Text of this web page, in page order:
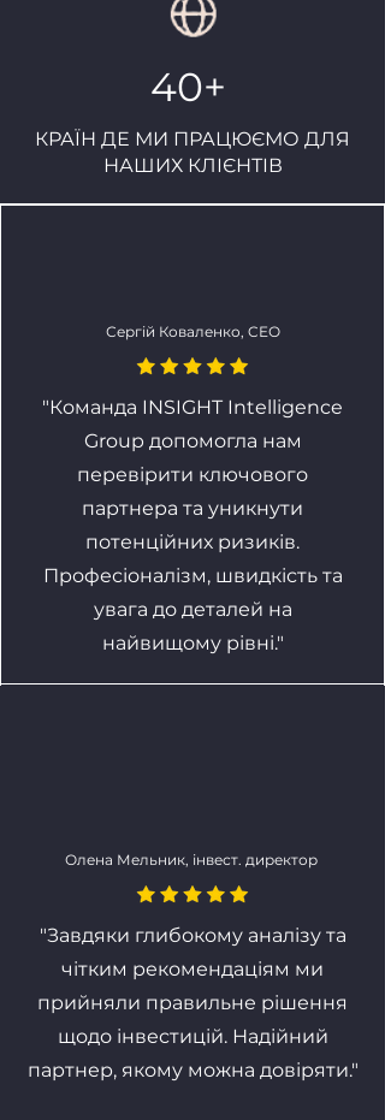
40+
КРАЇН ДЕ МИ ПРАЦЮЄМО ДЛЯ
НАШИХ КЛІЄНТІВ
Сергій Коваленко, CЕО
"Команда INSIGHT Intelligence
Group допомогла нам
перевірити ключового
партнера та уникнути
потенційних ризиків.
Професіоналізм, швидкість та
увага до деталей на
найвищому рівні."
Олена Мельник, інвест. директор
"Завдяки глибокому аналізу та
чітким рекомендаціям ми
прийняли правильне рішення
щодо інвестицій. Надійний
партнер, якому можна довіряти."